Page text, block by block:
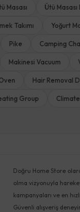
Masası Ütü Masası
Takımı Yoğurt
Pike Camping
Makinesi Vacuum
Hair Removal
Group Climate
Doğru Home Store
olma vizyonuyla
kampanyaları ve en
Güvenli alışveriş